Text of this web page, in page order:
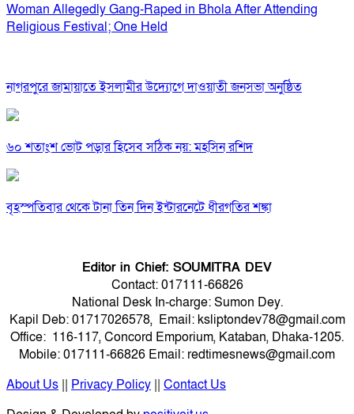
Woman Allegedly Gang-Raped in Bhola After Attending
Religious Festival; One Held
নাগরপুরে জামায়াতে ইসলামীর উদ্যোগে দাওয়াতী জনসভা অনুষ্ঠিত
৬০ শতাংশ ভোট পড়ার হিসেব সঠিক নয়: মহসিন রশিদ
বৃহস্পতিবার থেকে টানা তিন দিন ইন্টারনেটে ধীরগতির শঙ্কা
Editor in Chief: SOUMITRA DEV
Contact: 017111-66826
National Desk In-charge: Sumon Dey.
Kapil Deb: 01717026578, Email: ksliptondev78@gmail.com
Office: 116-117, Concord Emporium, Kataban, Dhaka-1205.
Mobile: 017111-66826 Email: redtimesnews@gmail.com
About Us || Privacy Policy || Contact Us